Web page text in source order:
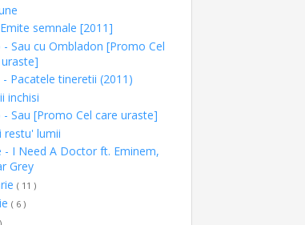
semnale [2011]
- Sau cu Ombladon [Promo Cel
Pacatele tineretii (2011)
inchisi
- Sau [Promo Cel care uraste]
restu' lumii
- I Need A Doctor ft. Eminem,
Grey
( 11 )
( 6 )